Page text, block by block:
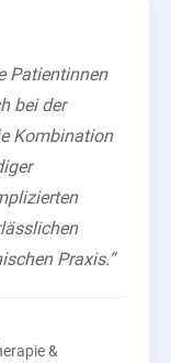
Patientinnen
bei der
Kombination
Praxis.“
&